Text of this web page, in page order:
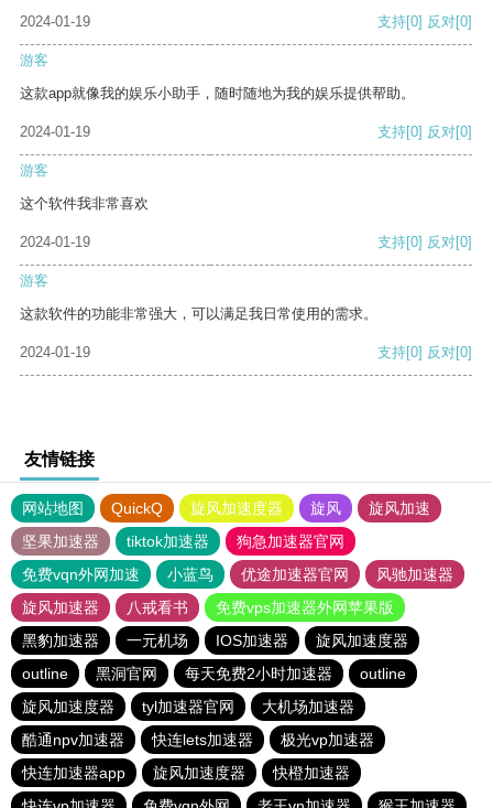
2024-01-19
支持[0] 反对[0]
游客
这款app就像我的娱乐小助手，随时随地为我的娱乐提供帮助。
2024-01-19 支持[0] 反对[0]
游客
这个软件我非常喜欢
2024-01-19 支持[0] 反对[0]
游客
这款软件的功能非常强大，可以满足我日常使用的需求。
2024-01-19 支持[0] 反对[0]
友情链接
网站地图 QuickQ 旋风加速度器 旋风
旋风加速
坚果加速器
tiktok加速器
狗急加速器官网
免费vqn外网加速
小蓝鸟 优途加速器官网
风驰加速器
旋风加速器
八戒看书
免费vps加速器外网苹果版
黑豹加速器
一元机场 IOS加速器
旋风加速度器
outline
黑洞官网 每天免费2小时加速器
outline
旋风加速度器
tyl加速器官网
大机场加速器
酷通npv加速器
快连lets加速器
极光vp加速器
快连加速器app
旋风加速度器
快橙加速器